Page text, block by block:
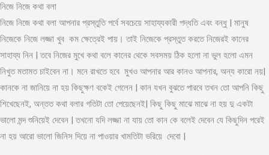
নিজে নিজে কথা বলা
নিজে নিজে কথা বলা আপনার প্রস্তুতি পর্বে সবচেয়ে সাহায্যকারী পদ্ধতি এবং বন্ধু | মানুষ
নিজেকে নিজে লজ্জা খুব কম ক্ষেত্রেই পায়। তাই নিজেকে প্রস্তুত করতে নিজেরই কানের
সাহায্য নিন | তবে নিজের মুখে কথা বলে কানের থেকে সবসময় ঠিক হলো না ভুল হলো এমন
নিখুত মতামত চাইবেন না। মনে রাখতে হবে মুখও আপনার আর কানও আপনার, অন্য কারো নয়|
কানকে না জানিয়ে না হয় কিছুক্ষণ বকেই গেলেন | কান যখন বুঝতে পারবে তখন তো আপনি কিছু
শিখেছেনই, অন্তত কথা বলার গতিটা তো পেয়েছেনই| কিছু কিছু মাঝে মাঝে না হয় দু একটা
ভালো মন্দ শুনিয়েই দেবেন | তখনো যদি লজ্জা না যায় তো কান কে বলেই দেবেন যে কিছুদিন পরেই
না হয় আরো ভালো জিনিস দিয়ে না পাওয়ার খামতিটা ভরিয়ে দেবো |